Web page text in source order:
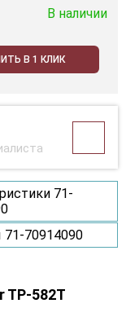
В наличии
В 1 КЛИК
71-
70914090
TP-582T